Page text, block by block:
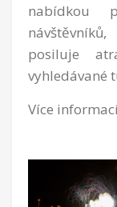
nabídkou
posiluje
vyhledávané
Více